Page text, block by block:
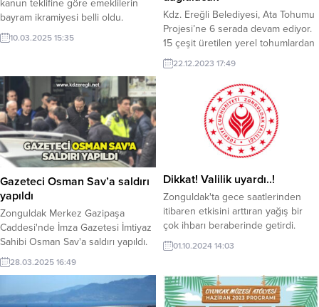
kanun teklifine göre emeklilerin
bayram ikramiyesi belli oldu.
10.03.2025 15:35
Kdz. Ereğli Belediyesi, Ata Tohumu
Projesi’ne 6 serada devam ediyor.
15 çeşit üretilen yerel tohumlardan
olan pırasa tohumlarının ekimi
yapıldı, baharda halka dağıtılacak.
22.12.2023 17:49
Gazeteci Osman Sav’a saldırı
yapıldı
Zonguldak Merkez Gazipaşa
Caddesi'nde İmza Gazetesi İmtiyaz
Sahibi Osman Sav'a saldırı yapıldı.
28.03.2025 16:49
Dikkat! Valilik uyardı..!
Zonguldak'ta gece saatlerinden
itibaren etkisini arttıran yağış bir
çok ihbarı beraberinde getirdi.
01.10.2024 14:03